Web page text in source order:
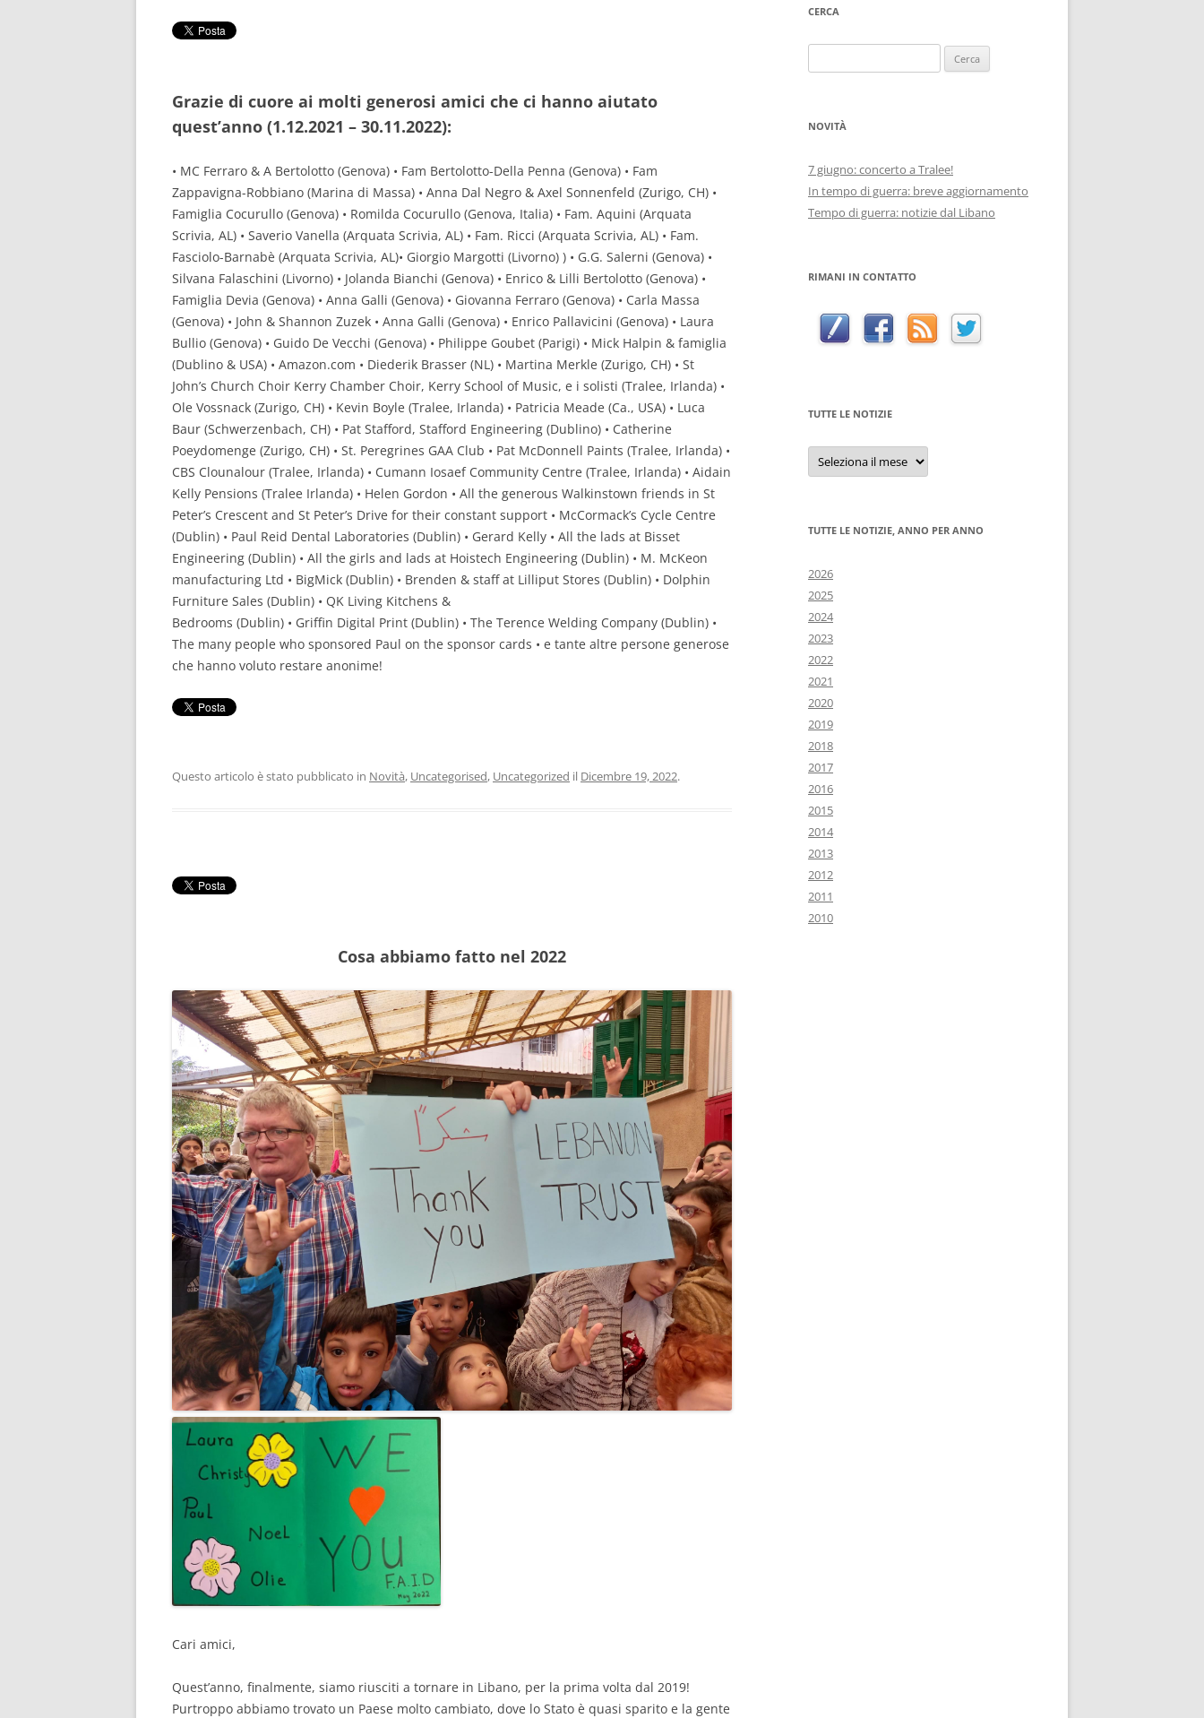
RISULTATI DEL 2021
RISULTATI DEL 2019
RISULTATI DEL 2018
RISULTATI DEL 2017
RISULTATI DEL 2016
RISULTATI DEL 2015
RISULTATI DEL 2014
RISULTATI DEL 2013
RISULTATI DEL 2012
RISULTATI DEL 2011
RISULTATI DEL 2010
Grazie di cuore ai molti generosi amici che ci hanno aiutato
quest’anno (1.12.2021 – 30.11.2022):
• MC Ferraro & A Bertolotto (Genova) • Fam Bertolotto-Della Penna (Genova) • Fam
Zappavigna-Robbiano (Marina di Massa) • Anna Dal Negro & Axel Sonnenfeld (Zurigo, CH) •
Famiglia Cocurullo (Genova) • Romilda Cocurullo (Genova, Italia) • Fam. Aquini (Arquata
Scrivia, AL) • Saverio Vanella (Arquata Scrivia, AL) • Fam. Ricci (Arquata Scrivia, AL) • Fam.
Fasciolo-Barnabè (Arquata Scrivia, AL)• Giorgio Margotti (Livorno) ) • G.G. Salerni (Genova) •
Silvana Falaschini (Livorno) • Jolanda Bianchi (Genova) • Enrico & Lilli Bertolotto (Genova) •
Famiglia Devia (Genova) • Anna Galli (Genova) • Giovanna Ferraro (Genova) • Carla Massa
(Genova) • John & Shannon Zuzek • Anna Galli (Genova) • Enrico Pallavicini (Genova) • Laura
Bullio (Genova) • Guido De Vecchi (Genova) • Philippe Goubet (Parigi) • Mick Halpin & famiglia
(Dublino & USA) • Amazon.com • Diederik Brasser (NL) • Martina Merkle (Zurigo, CH) • St
John’s Church Choir Kerry Chamber Choir, Kerry School of Music, e i solisti (Tralee, Irlanda) •
Ole Vossnack (Zurigo, CH) • Kevin Boyle (Tralee, Irlanda) • Patricia Meade (Ca., USA) • Luca
Baur (Schwerzenbach, CH) • Pat Stafford, Stafford Engineering (Dublino) • Catherine
Poeydomenge (Zurigo, CH) • St. Peregrines GAA Club • Pat McDonnell Paints (Tralee, Irlanda) •
CBS Clounalour (Tralee, Irlanda) • Cumann Iosaef Community Centre (Tralee, Irlanda) • Aidain
Kelly Pensions (Tralee Irlanda) • Helen Gordon • All the generous Walkinstown friends in St
Peter’s Crescent and St Peter’s Drive for their constant support • McCormack’s Cycle Centre
(Dublin) • Paul Reid Dental Laboratories (Dublin) • Gerard Kelly • All the lads at Bisset
Engineering (Dublin) • All the girls and lads at Hoistech Engineering (Dublin) • M. McKeon
manufacturing Ltd • BigMick (Dublin) • Brenden & staff at Lilliput Stores (Dublin) • Dolphin
Furniture Sales (Dublin) • QK Living Kitchens &
Bedrooms (Dublin) • Griffin Digital Print (Dublin) • The Terence Welding Company (Dublin) •
The many people who sponsored Paul on the sponsor cards • e tante altre persone generose
che hanno voluto restare anonime!
Questo articolo è stato pubblicato in Novità, Uncategorised, Uncategorized il Dicembre 19, 2022.
Cosa abbiamo fatto nel 2022
Cari amici,
Quest’anno, finalmente, siamo riusciti a tornare in Libano, per la prima volta dal 2019!
Purtroppo abbiamo trovato un Paese molto cambiato, dove lo Stato è quasi sparito e la gente
CERCA
per:
NOVITÀ
7 giugno: concerto a Tralee!
In tempo di guerra: breve aggiornamento
Tempo di guerra: notizie dal Libano
RIMANI IN CONTATTO
TUTTE LE NOTIZIE
Tutte
notizie
TUTTE LE NOTIZIE, ANNO PER ANNO
2026
2025
2024
2023
2022
2021
2020
2019
2018
2017
2016
2015
2014
2013
2012
2011
2010